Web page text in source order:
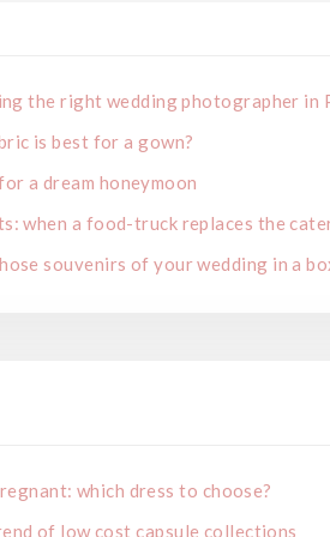
the right wedding photographer in
is best for a gown?
a dream honeymoon
when a food-truck replaces the
souvenirs of your wedding in a
which dress to choose?
of low cost capsule collections